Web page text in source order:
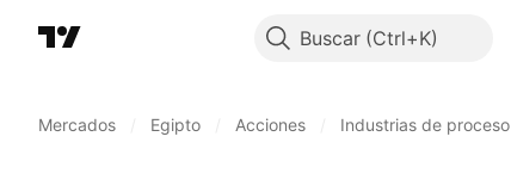
Buscar
Mercados Egipto Acciones Industrias de proceso